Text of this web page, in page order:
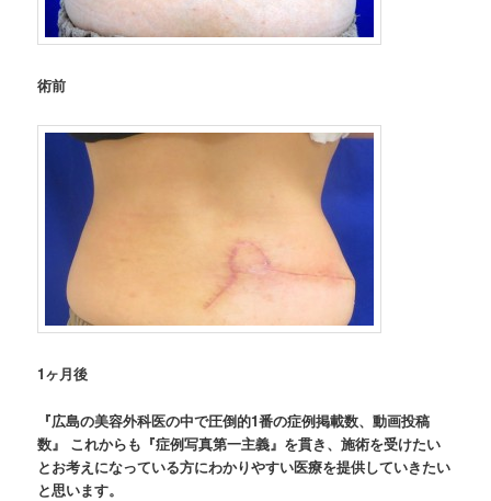
術前
1ヶ月後
『広島の美容外科医の中で圧倒的1番の症例掲載数、動画投稿
数』 これからも『症例写真第一主義』を貫き、施術を受けたい
とお考えになっている方にわかりやすい医療を提供していきたい
と思います。